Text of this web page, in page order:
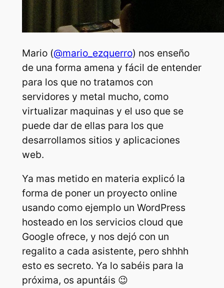
Mario (@mario_ezquerro) nos enseño
de una forma amena y fácil de entender
para los que no tratamos con
servidores y metal mucho, como
virtualizar maquinas y el uso que se
puede dar de ellas para los que
desarrollamos sitios y aplicaciones
web.
Ya mas metido en materia explicó la
forma de poner un proyecto online
usando como ejemplo un WordPress
hosteado en los servicios cloud que
Google ofrece, y nos dejó con un
regalito a cada asistente, pero shhhh
esto es secreto. Ya lo sabéis para la
próxima, os apuntáis 😉